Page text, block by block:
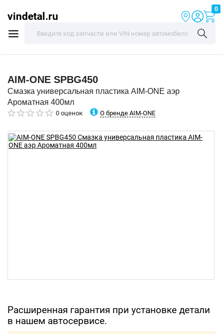
vindetal.ru
0
AIM-ONE SPBG450
Смазка универсальная пластика AIM-ONE аэр
Ароматная 400мл
0 оценок О бренде AIM-ONE
Расширенная гарантия при установке детали
в нашем автосервисе.